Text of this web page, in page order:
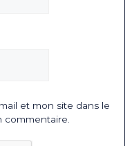
et mon site dans le